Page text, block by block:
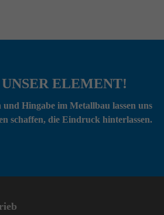
ELEMENT!
und Hingabe im Metallbau lassen uns
schaffen, die Eindruck hinterlassen.